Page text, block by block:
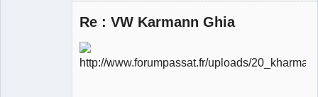
Re : VW Karmann Ghia